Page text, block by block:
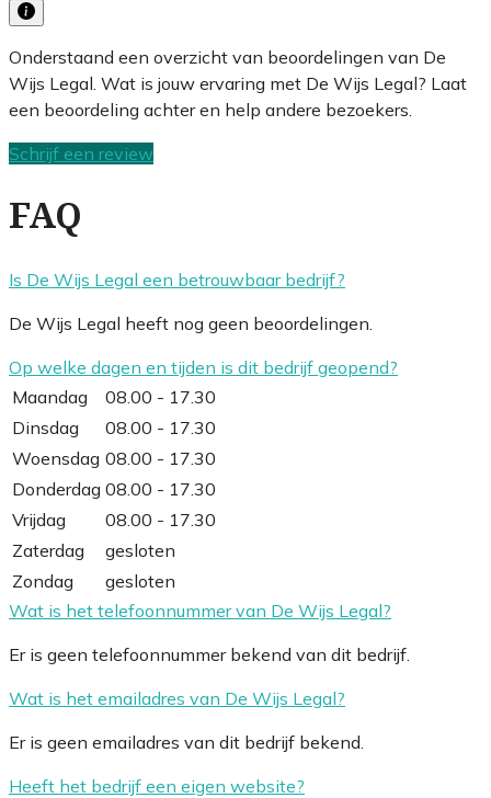
Onderstaand een overzicht van beoordelingen van De
Wijs Legal. Wat is jouw ervaring met De Wijs Legal? Laat
een beoordeling achter en help andere bezoekers.
Schrijf een review
FAQ
Is De Wijs Legal een betrouwbaar bedrijf?
De Wijs Legal heeft nog geen beoordelingen.
Op welke dagen en tijden is dit bedrijf geopend?
Maandag
08.00 - 17.30
Dinsdag
08.00 - 17.30
Woensdag 08.00 - 17.30
Donderdag 08.00 - 17.30
Vrijdag
08.00 - 17.30
Zaterdag
gesloten
Zondag
gesloten
Wat is het telefoonnummer van De Wijs Legal?
Er is geen telefoonnummer bekend van dit bedrijf.
Wat is het emailadres van De Wijs Legal?
Er is geen emailadres van dit bedrijf bekend.
Heeft het bedrijf een eigen website?